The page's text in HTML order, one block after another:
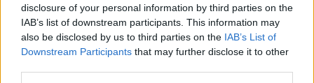
disclosure of your personal information by third parties on the
IAB’s list of downstream participants. This information may
also be disclosed by us to third parties on the IAB’s List of
Downstream Participants that may further disclose it to other
+30 210 700 6825
+30 694 9855145
info@spagenesis.gr